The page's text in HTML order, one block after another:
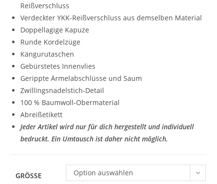
Reißverschluss
Verdeckter YKK-Reißverschluss aus demselben Material
Doppellagige Kapuze
Runde Kordelzüge
Kängurutaschen
Gebürstetes Innenvlies
Gerippte Ärmelabschlüsse und Saum
Zwillingsnadelstich-Detail
100 % Baumwoll-Obermaterial
Abreißetikett
Jeder Artikel wird nur für dich hergestellt und individuell
bedruckt. Ein Umtausch ist daher nicht möglich.
GRÖSSE Option auswählen